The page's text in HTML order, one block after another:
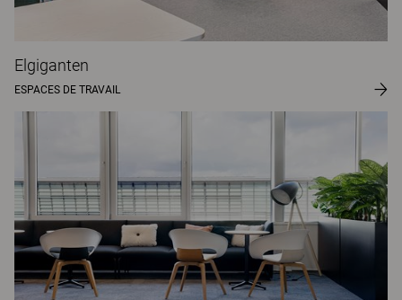
Elgiganten
ESPACES DE TRAVAIL